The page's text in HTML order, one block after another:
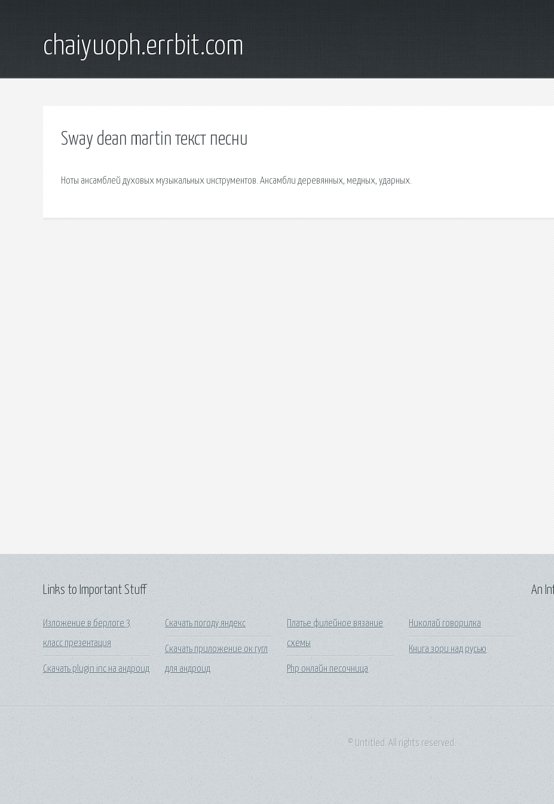
chaiyuoph.errbit.com
Sway dean martin текст песни
Ноты ансамблей духовых музыкальных инструментов. Ансамбли деревянных, медных, ударных.
Links to Important Stuff
Изложение в берлоге 3
класс презентация
Скачать plugin inc на андроид
Скачать погоду яндекс
Скачать приложение ок гугл
для андроид
Платье филейное вязание
схемы
Php онлайн песочница
Николай говорилка
Книга зори над русью
An
© Untitled. All rights reserved.